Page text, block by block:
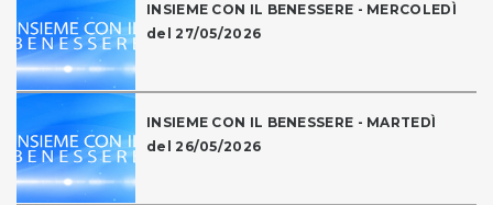
INSIEME CON IL BENESSERE - MERCOLEDÌ
del 27/05/2026
INSIEME CON IL BENESSERE - MARTEDÌ
del 26/05/2026